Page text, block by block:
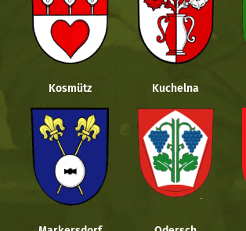
Kosmütz Kuchelna